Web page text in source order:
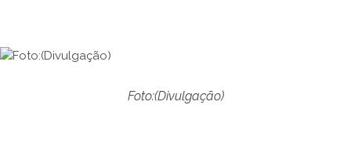
Foto:(Divulgação)